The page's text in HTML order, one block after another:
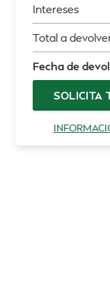
Intereses
Total a
Fecha de
SOLICITA